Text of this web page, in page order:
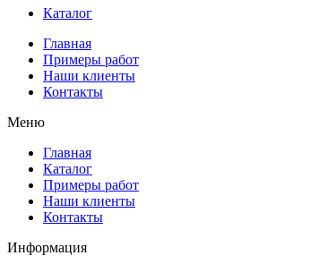
Каталог
Главная
Примеры работ
Наши клиенты
Контакты
Меню
Главная
Каталог
Примеры работ
Наши клиенты
Контакты
Информация